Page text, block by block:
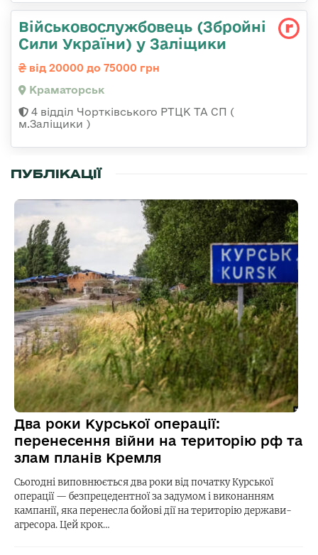
Військовослужбовець (Збройні
Сили України) у Заліщики
від 20000 до 75000 грн
Краматорськ
4 відділ Чортківського РТЦК ТА СП (
м.Заліщики )
ПУБЛІКАЦІЇ
Два роки Курської операції:
перенесення війни на територію рф та
злам планів Кремля
Сьогодні виповнюється два роки від початку Курської
операції — безпрецедентної за задумом і виконанням
кампанії, яка перенесла бойові дії на територію держави-
агресора. Цей крок…